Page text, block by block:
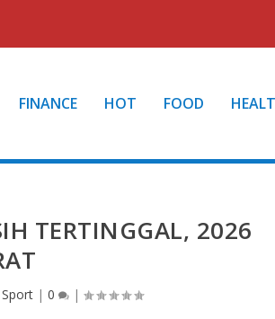
FINANCE HOT FOOD
TERTINGGAL, 2026
Sport| 0 |